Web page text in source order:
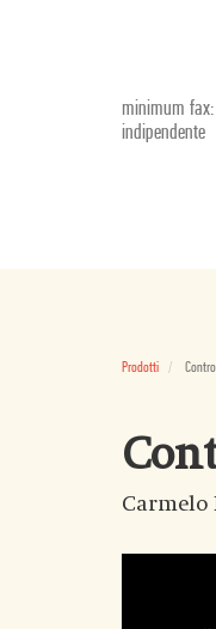
minimum
indipendente
Prodotti
Carmelo